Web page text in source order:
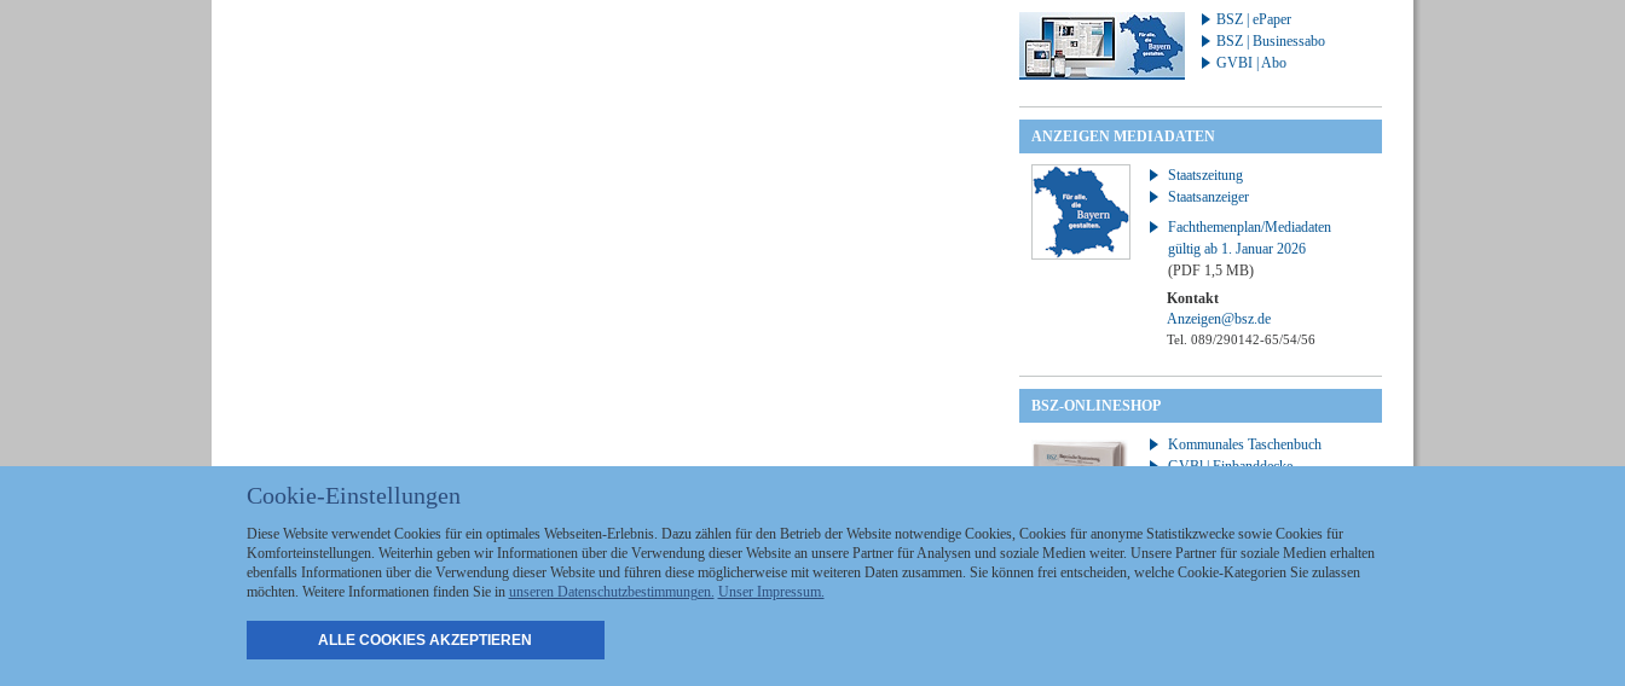
BSZ | ePaper
BSZ | Businessabo
GVBI | Abo
ANZEIGEN MEDIADATEN
Staatszeitung
Staatsanzeiger
Fachthemenplan/Mediadaten
gültig ab 1. Januar 2026
(PDF 1,5 MB)
Kontakt
Anzeigen@bsz.de
Tel. 089/290142-65/54/56
BSZ-ONLINESHOP
Kommunales Taschenbuch
GVBl | Einbanddecke
Politik
Stellenmarkt
Anzeigen Staatszeitung
Cookie-Einstellungen
Diese Website verwendet Cookies für ein optimales Webseiten-Erlebnis. Dazu zählen für den Betrieb der Website notwendige Cookies, Cookies für anonyme Statistikzwecke sowie Cookies für
Komforteinstellungen. Weiterhin geben wir Informationen über die Verwendung dieser Website an unsere Partner für Analysen und soziale Medien weiter. Unsere Partner für soziale Medien erhalten
ebenfalls Informationen über die Verwendung dieser Website und führen diese möglicherweise mit weiteren Daten zusammen. Sie können frei entscheiden, welche Cookie-Kategorien Sie zulassen
möchten. Weitere Informationen finden Sie in unseren Datenschutzbestimmungen. Unser Impressum.
ALLE COOKIES AKZEPTIEREN